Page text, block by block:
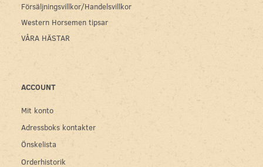
Försäljningsvillkor/Handelsvillkor
Western Horsemen tipsar
VÅRA HÄSTAR
ACCOUNT
Mit konto
Adressboks kontakter
Önskelista
Orderhistorik